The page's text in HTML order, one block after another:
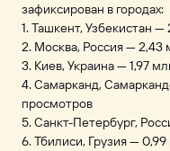
зафиксирован в городах:
1. Ташкент, Узбекистан
2. Москва, Россия — 2,43
3. Киев, Украина — 1,97
4. Самарканд,
просмотров
5. Санкт-Петербург,
6. Тбилиси, Грузия —